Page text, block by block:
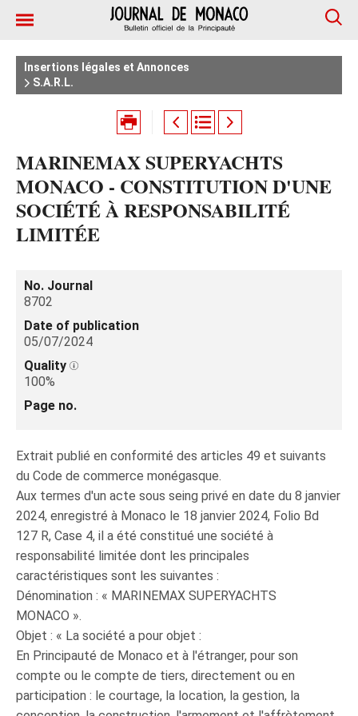
Insertions légales et Annonces
S.A.R.L.
MARINEMAX SUPERYACHTS
MONACO - CONSTITUTION D'UNE
SOCIÉTÉ À RESPONSABILITÉ
LIMITÉE
No. Journal
8702
Date of publication
05/07/2024
Quality
100%
Page no.
Extrait publié en conformité des articles 49 et suivants
du Code de commerce monégasque.
Aux termes d'un acte sous seing privé en date du 8 janvier
2024, enregistré à Monaco le 18 janvier 2024, Folio Bd
127 R, Case 4, il a été constitué une société à
responsabilité limitée dont les principales
caractéristiques sont les suivantes :
Dénomination : « MARINEMAX SUPERYACHTS
MONACO ».
Objet : « La société a pour objet :
En Principauté de Monaco et à l'étranger, pour son
compte ou le compte de tiers, directement ou en
participation : le courtage, la location, la gestion, la